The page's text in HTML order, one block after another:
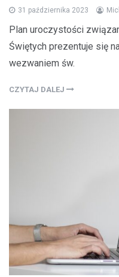
31 października 2023
Plan uroczystości
Świętych prezentuje się
wezwaniem św.
CZYTAJ DALEJ